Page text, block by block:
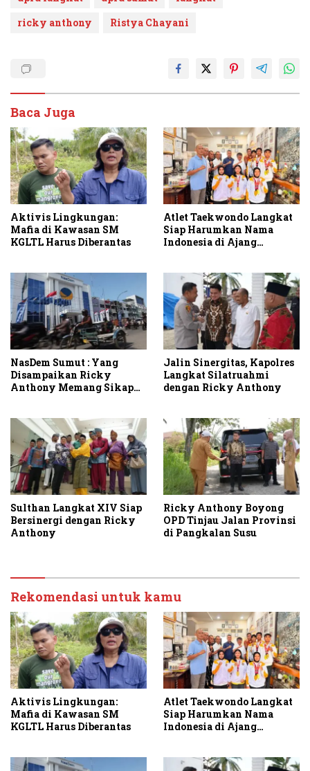
ricky anthony
Ristya Chayani
Baca Juga
Aktivis Lingkungan:
Mafia di Kawasan SM
KGLTL Harus Diberantas
Atlet Taekwondo Langkat
Siap Harumkan Nama
Indonesia di Ajang
NasDem Sumut : Yang
Disampaikan Ricky
Anthony Memang Sikap
Jalin Sinergitas, Kapolres
Langkat Silatruahmi
dengan Ricky Anthony
Sulthan Langkat XIV Siap
Bersinergi dengan Ricky
Anthony
Ricky Anthony Boyong
OPD Tinjau Jalan Provinsi
di Pangkalan Susu
Rekomendasi untuk kamu
Aktivis Lingkungan:
Mafia di Kawasan SM
KGLTL Harus Diberantas
Atlet Taekwondo Langkat
Siap Harumkan Nama
Indonesia di Ajang